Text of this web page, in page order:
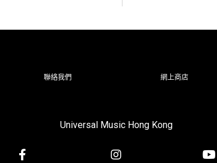
聯絡我們 網上商店
Universal Music Hong Kong